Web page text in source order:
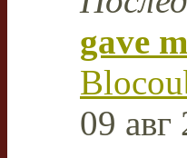
gave
09 авг